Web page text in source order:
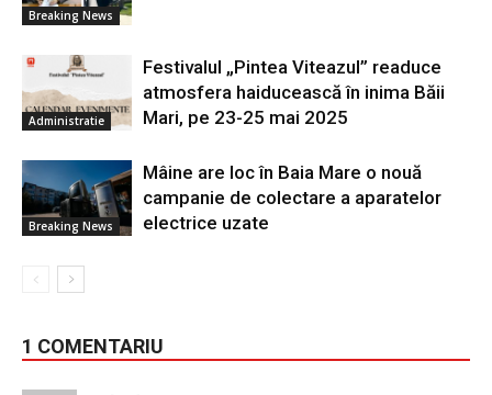
Breaking News
Administratie
Festivalul „Pintea Viteazul” readuce
atmosfera haiducească în inima Băii
Mari, pe 23-25 mai 2025
Breaking News
Mâine are loc în Baia Mare o nouă
campanie de colectare a aparatelor
electrice uzate
1 COMENTARIU